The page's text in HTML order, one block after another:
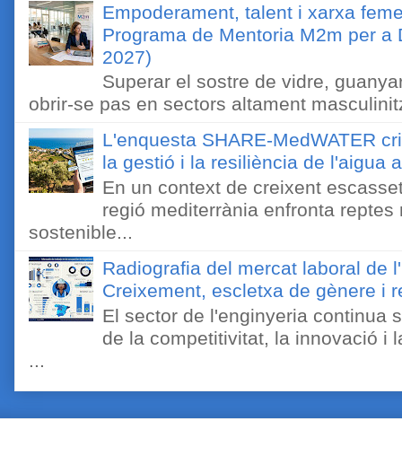
Empoderament, talent i xarxa
Programa de Mentoria M2m per
2027)
Superar el sostre de vidre,
obrir-se pas en sectors altament
L'enquesta SHARE-MedWATER
la gestió i la resiliència de l'aigua
En un context de creixent
regió mediterrània enfronta
sostenible...
Radiografia del mercat laboral de
Creixement, escletxa de gènere i
El sector de l'enginyeria continua
de la competitivitat, la innovació i
...